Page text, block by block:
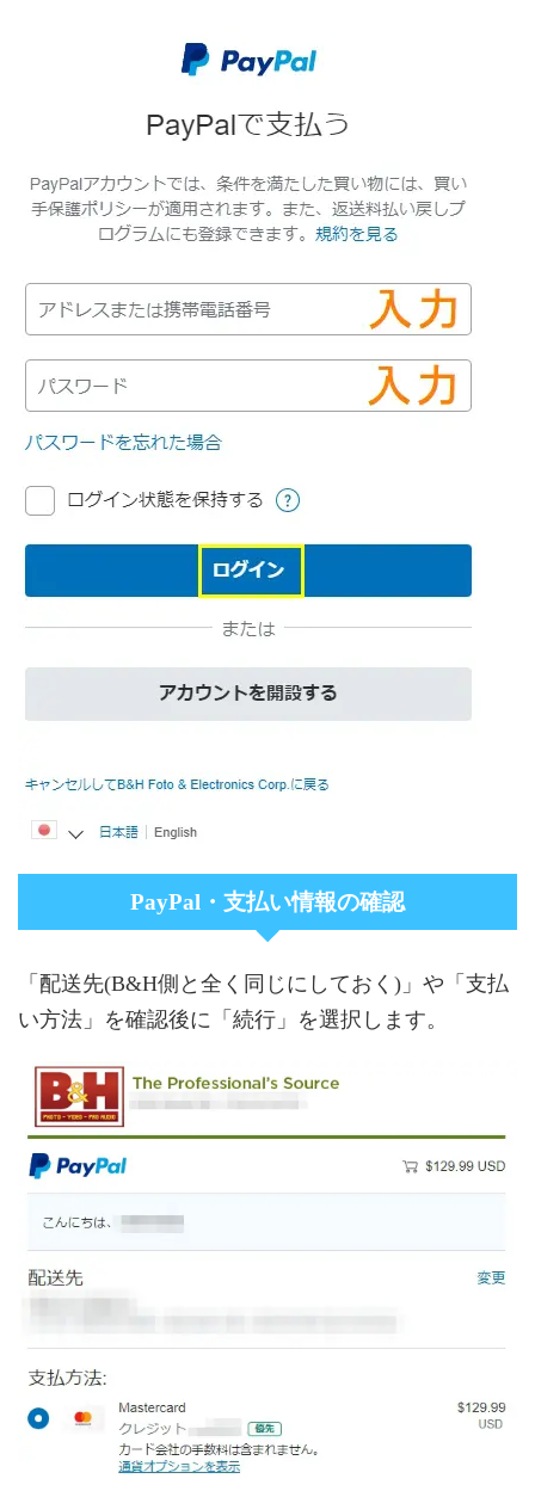
PayPal・支払い情報の確認
「配送先(B&H側と全く同じにしておく)」や「支払
い方法」を確認後に「続行」を選択します。